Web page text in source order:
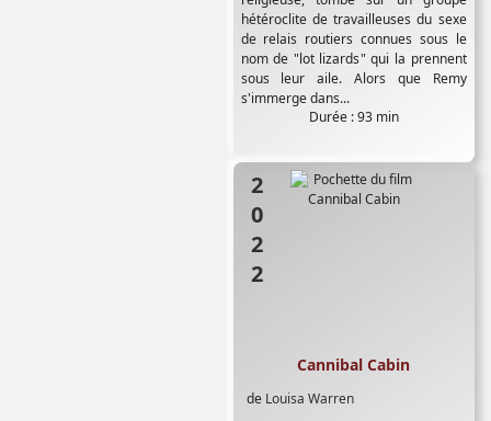
hétéroclite de travailleuses du sexe
de relais routiers connues sous le
nom de "lot lizards" qui la prennent
sous leur aile. Alors que Remy
s'immerge dans...
Durée : 93 min
2022
de Louisa Warren
Cannibal Cabin